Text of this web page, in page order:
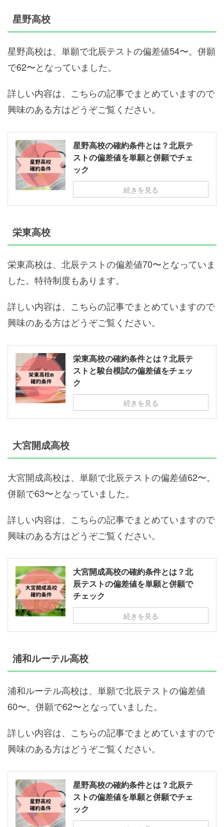
星野高校
星野高校は、単願で北辰テストの偏差値54〜。併願
で62〜となっていました。
詳しい内容は、こちらの記事でまとめていますので
興味のある方はどうぞご覧ください。
星野高校の確約条件とは？北辰テ
ストの偏差値を単願と併願でチェ
ック
続きを見る
栄東高校
栄東高校は、北辰テストの偏差値70〜となっていま
した。特待制度もあります。
詳しい内容は、こちらの記事でまとめていますので
興味のある方はどうぞご覧ください。
栄東高校の確約条件とは？北辰テ
ストと駿台模試の偏差値をチェッ
ク
続きを見る
大宮開成高校
大宮開成高校は、単願で北辰テストの偏差値62〜。
併願で63〜となっていました。
詳しい内容は、こちらの記事でまとめていますので
興味のある方はどうぞご覧ください。
大宮開成高校の確約条件とは？北
辰テストの偏差値を単願と併願で
チェック
続きを見る
浦和ルーテル高校
浦和ルーテル高校は、単願で北辰テストの偏差値
60〜。併願で62〜となっていました。
詳しい内容は、こちらの記事でまとめていますので
興味のある方はどうぞご覧ください。
星野高校の確約条件とは？北辰テ
ストの偏差値を単願と併願でチェ
ック